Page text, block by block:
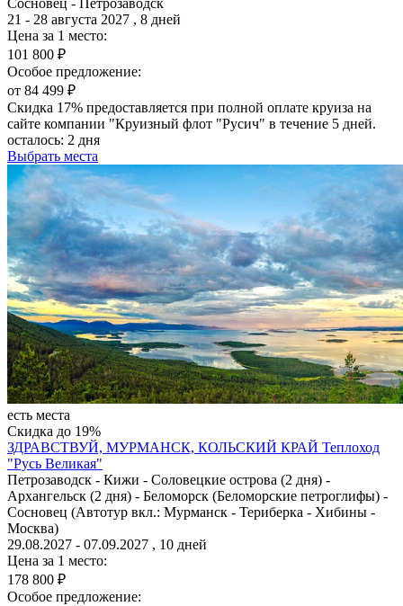
21 - 28 августа 2027 , 8 дней
Цена за 1 место:
101 800 ₽
Особое предложение:
от 84 499 ₽
Скидка 17% предоставляется при полной оплате круиза на
сайте компании "Круизный флот "Русич" в течение 5 дней.
осталось: 2 дня
Выбрать места
есть места
Скидка до 19%
ЗДРАВСТВУЙ, МУРМАНСК, КОЛЬСКИЙ КРАЙ Теплоход
"Русь Великая"
Петрозаводск - Кижи - Соловецкие острова (2 дня) -
Архангельск (2 дня) - Беломорск (Беломорские петроглифы) -
Сосновец (Автотур вкл.: Мурманск - Териберка - Хибины -
Москва)
29.08.2027 - 07.09.2027 , 10 дней
Цена за 1 место:
178 800 ₽
Особое предложение: